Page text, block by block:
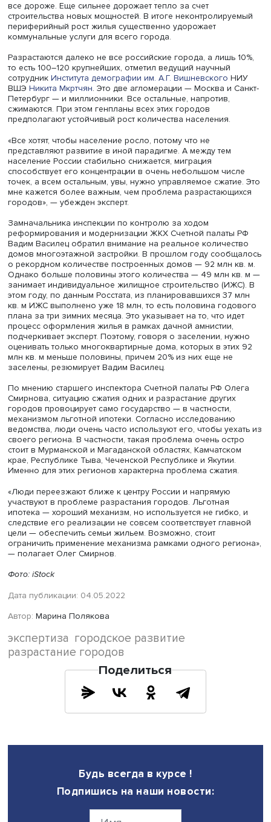
Профессор факультета городского и регионального
НИУ ВШЭСергей Сиваевобратил внимание на другую
проблему — разрастание коммунальной
«Большинство наших городов — перевертыши с точки
плотности населения: очень мало заселена
и высокая плотность на периферии. В мире, как
наоборот. В результате разрастается сеть
инфраструктуры, и чем она больше, тем больше
связанные с предоставлением коммунальных услуг.
потребление коммунальных услуг на окраинах города
приводит к их подорожанию», — рассказал он. По
эксперта, за последние 20 лет объем продаж воды
российскими водоканалами сократился в среднем в
в том числе в крупных городах. Это связано с
использованием приборов учета и более
сантехники. Если продается меньше, но при этом
новые километры сетей, удельный кубометр воды
все дороже. Еще сильнее дорожает тепло за счет
строительства новых мощностей. В итоге
периферийный рост жилья существенно удорожает
коммунальные услуги для всего города.
Разрастаются далеко не все российские города, а лишь
то есть 100–120 крупнейших, отметил ведущий научный
сотрудникИнститута демографии им. А.Г. Вишневского
ВШЭНикита Мкртчян. Это две агломерации — Москва и
Петербург — и миллионники. Все остальные, напротив,
сжимаются. При этом генпланы всех этих городов
предполагают устойчивый рост количества населения.
«Все хотят, чтобы население росло, потому что не
представляют развитие в иной парадигме. А между тем
население России стабильно снижается, миграция
способствует его концентрации в очень небольшом
точек, а всем остальным, увы, нужно управляемое
мне кажется более важным, чем проблема
городов», — убежден эксперт.
Замначальника инспекции по контролю за ходом
реформирования и модернизации ЖКХ Счетной
домов многоэтажной застройки. В прошлом году
о рекордном количестве построенных домов — 92 млн
Однако больше половины этого количества — 49 млн
занимает индивидуальное жилищное строительство
этом году, по данным Росстата, из планировавшихся 37
кв. м ИЖС выполнено уже 18 млн, то есть половина
процесс оформления жилья в рамках дачной амнистии,
оценивать только многоквартирные дома, которых в
млн кв. м меньше половины, причем 20% из них еще не
заселены, резюмирует Вадим Василец.
По мнению старшего инспектора Счетной палаты РФ
Смирнова, ситуацию сжатия одних и разрастание других
городов провоцирует само государство — в частности,
механизмом льготной ипотеки. Согласно исследованию
ведомства, люди очень часто используют его, чтобы
Именно для этих регионов характерна проблема
«Люди переезжают ближе к центру России и напрямую
участвуют в проблеме разрастания городов. Льготная
ипотека — хороший механизм, но используется не